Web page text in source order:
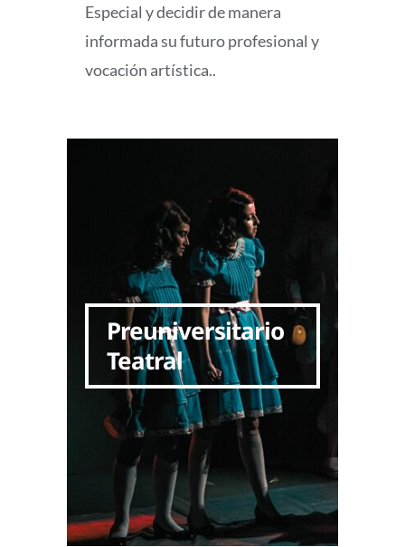
Especial y decidir de manera
informada su futuro profesional y
vocación artística..
Preuniversitario
Teatral